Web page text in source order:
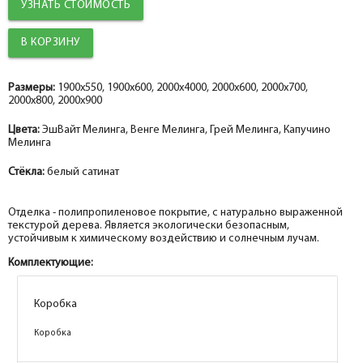
-
-
0 + шт.
Притворная планка PP, грей мелинга 30*8*2070
УЗНАТЬ СТОИМОСТЬ
Размеры: 1900x550, 1900x600, 2000x4000, 2000x600, 2000x700,
2000x800, 2000x900
Цвета: ЭшВайт Мелинга, Венге Мелинга, Грей Мелинга, Капучино
Мелинга
Стёкла: белый сатинат
Отделка - полипропиленовое покрытие, с натурально выраженной
текстурой дерева. Является экологически безопасным,
устойчивым к химическому воздействию и солнечным лучам.
Комплектующие:
Коробка
Коробка
Коробка
Коробка
Коробка
Коробка